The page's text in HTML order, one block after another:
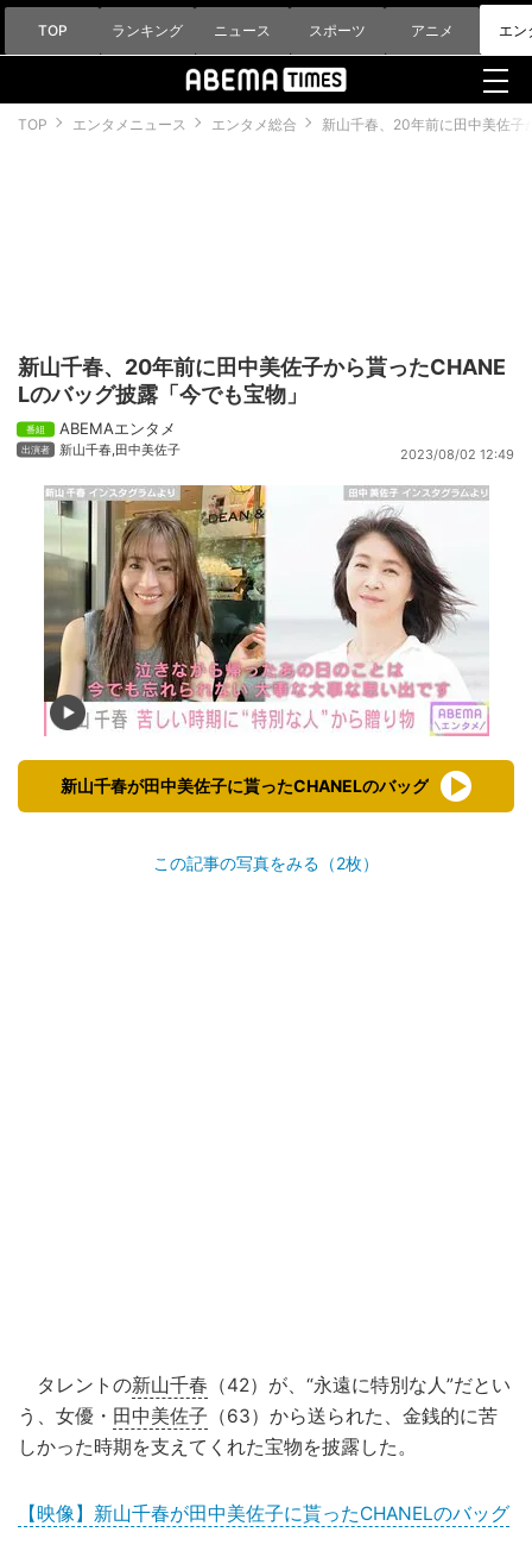
TOP ランキング ニュース スポーツ アニメ エン
TOP エンタメニュース エンタメ総合 新山千春、20年前に田中美佐子
新山千春、20年前に田中美佐子から貰ったCHANE
Lのバッグ披露「今でも宝物」
ABEMAエンタメ
新山千春 田中美佐子 2023/08/02 12:49
新山千春が田中美佐子に貰ったCHANELのバッグ
この記事の写真をみる（2枚）
タレントの新山千春 （42）が、“永遠に特別な人”だとい
う、女優・ 田中美佐子 （63）から送られた、金銭的に苦
しかった時期を支えてくれた宝物を披露した。
【映像】新山千春が田中美佐子に貰ったCHANELのバッグ